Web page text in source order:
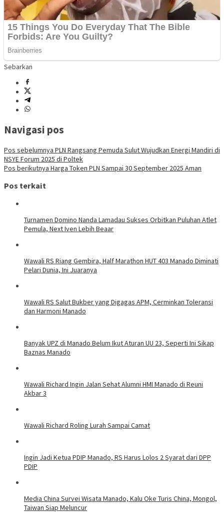
Sebarkan
Navigasi pos
Pos sebelumnya PLN Rangsang Pemuda Sulut Wujudkan Energi Mandiri di
NSYE Forum 2025 di Poltek
Pos berikutnya Harga Token PLN Sampai 30 September 2025 Aman
Pos terkait
Turnamen Domino Nanda Lamadau Sukses Orbitkan Puluhan Atlet
Pemula, Next Iven Lebih Beaar
Wawali RS Riang Gembira, Half Marathon HUT 403 Manado Diminati
Pelari Dunia, Ini Juaranya
Wawali RS Salut Bukber yang Digagas APM, Cerminkan Toleransi
dan Harmoni Manado
Banyak UPZ di Manado Belum Ikut Aturan UU 23, Seperti Ini Sikap
Baznas Manado
Wawali Richard Ingin Jalan Sehat Alumni HMI Manado di Reuni
Akbar 3
Wawali Richard Roling Lurah Sampai Camat
Ingin Jadi Ketua PDIP Manado, RS Harus Lolos 2 Syarat dari DPP
PDIP
Media China Survei Wisata Manado, Kalu Oke Turis China, Mongol,
Taiwan Siap Meluncur